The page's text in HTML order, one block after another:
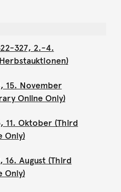
327, 2.-4.
15. November
Online Only)
11. Oktober (Third
Only)
16. August (Third
Only)